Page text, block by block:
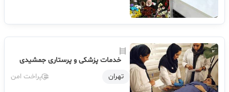
خدمات پزشکی و پرستاری جمشیدی
تهران
پراخت امن